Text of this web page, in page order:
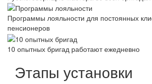
Программы лояльности для постоянных
пенсионеров
10 опытных бригад работают ежедневно
Этапы установки